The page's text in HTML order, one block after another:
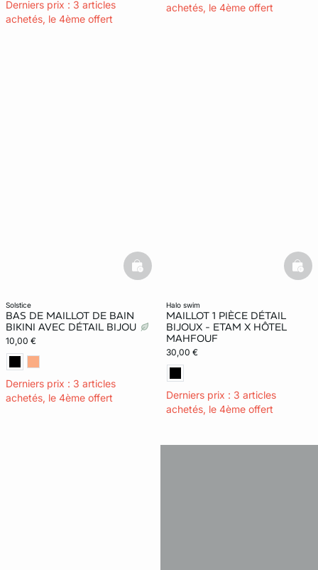
Derniers prix : 3 articles
achetés, le 4ème offert
achetés, le 4ème offert
solstice
BAS DE MAILLOT DE BAIN
BIKINI AVEC DÉTAIL BIJOU
10,00 €
Derniers prix : 3 articles
achetés, le 4ème offert
basketfull
halo swim
MAILLOT 1 PIÈCE DÉTAIL
BIJOUX - ETAM X HÔTEL
MAHFOUF
30,00 €
Derniers prix : 3 articles
achetés, le 4ème offert